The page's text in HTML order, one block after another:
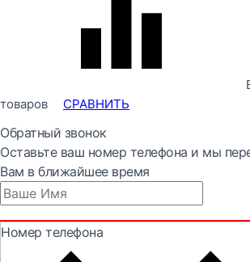
товаров
СРАВНИТЬ
Обратный звонок
Оставьте ваш номер телефона и мы
Вам в ближайшее время
Номер телефона